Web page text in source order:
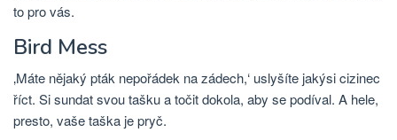
to pro vás.
Bird Mess
‚Máte nějaký pták nepořádek na zádech,‘ uslyšíte jakýsi cizinec
říct. Si sundat svou tašku a točit dokola, aby se podíval. A hele,
presto, vaše taška je pryč.